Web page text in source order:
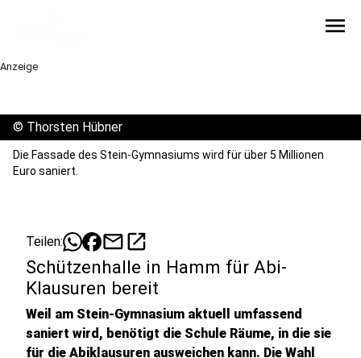
menu
Anzeige
© Thorsten Hübner
Die Fassade des Stein-Gymnasiums wird für über 5 Millionen
Euro saniert.
Teilen: mailopen_in_new
Schützenhalle in Hamm für Abi-
Klausuren bereit
Weil am Stein-Gymnasium aktuell umfassend
saniert wird, benötigt die Schule Räume, in die sie
für die Abiklausuren ausweichen kann. Die Wahl